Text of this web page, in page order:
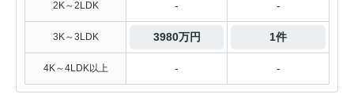
2K～2LDK - -
3K～3LDK 3980万円 1件
4K～4LDK以上 - -